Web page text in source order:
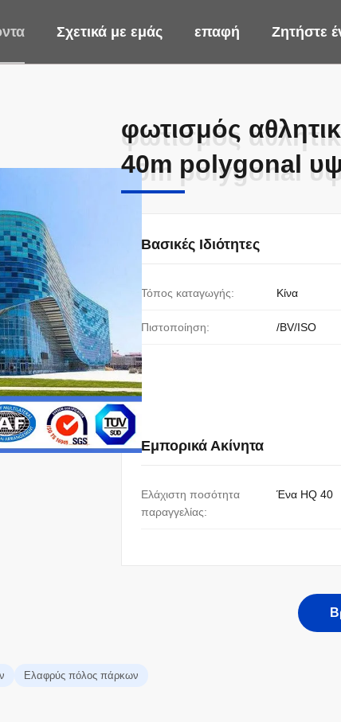
Σχετικά με εμάς επαφή Ζητήστε
φωτισμός
40m polygonal
φωτισμός
40m polygonal
Βασικές Ιδιότητες
Τόπος καταγωγής: Κίνα
Πιστοποίηση: /BV/ISO
Εμπορικά Ακίνητα
Ελάχιστη ποσότητα
παραγγελίας:
Ένα HQ 40
Ελαφρύς πόλος πάρκων